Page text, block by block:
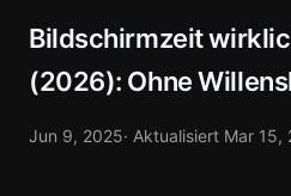
Bildschirmzeit
(2026): Ohne
Jun 9, 2025· Aktualisiert Mar 15,